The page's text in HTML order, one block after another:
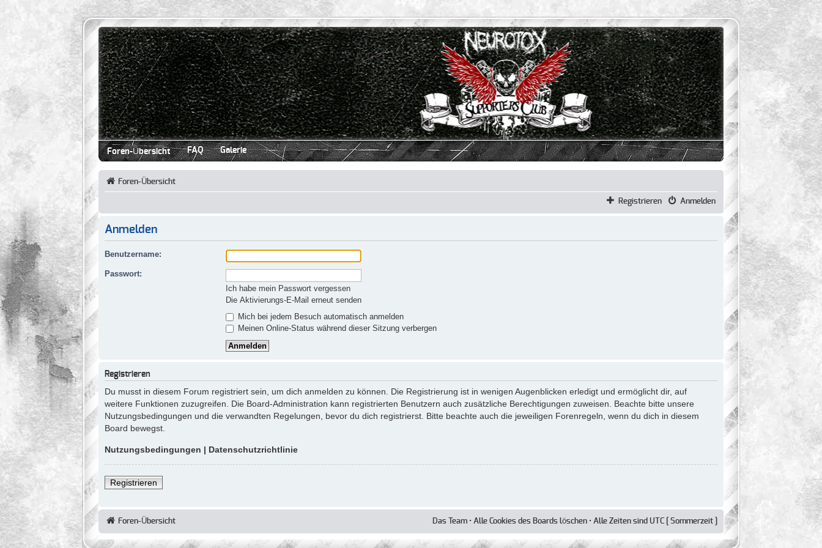
Foren-Übersicht FAQ Galerie
Foren-Übersicht
Registrieren Anmelden
Anmelden
Benutzername:
Passwort:
Ich habe mein Passwort vergessen
Die Aktivierungs-E-Mail erneut senden
Mich bei jedem Besuch automatisch anmelden
Meinen Online-Status während dieser Sitzung verbergen
Registrieren
Du musst in diesem Forum registriert sein, um dich anmelden zu können. Die Registrierung ist in wenigen Augenblicken erledigt und ermöglicht dir, auf
weitere Funktionen zuzugreifen. Die Board-Administration kann registrierten Benutzern auch zusätzliche Berechtigungen zuweisen. Beachte bitte unsere
Nutzungsbedingungen und die verwandten Regelungen, bevor du dich registrierst. Bitte beachte auch die jeweiligen Forenregeln, wenn du dich in diesem
Board bewegst.
Nutzungsbedingungen | Datenschutzrichtlinie
Registrieren
Foren-Übersicht Das Team• Alle Cookies des Boards löschen• Alle Zeiten sind UTC [ Sommerzeit ]